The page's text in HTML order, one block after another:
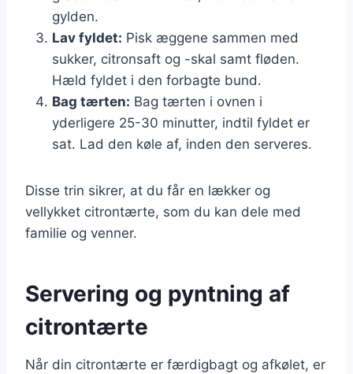
gylden.
Lav fyldet: Pisk æggene sammen med
sukker, citronsaft og -skal samt fløden.
Hæld fyldet i den forbagte bund.
Bag tærten: Bag tærten i ovnen i
yderligere 25-30 minutter, indtil fyldet er
sat. Lad den køle af, inden den serveres.
Disse trin sikrer, at du får en lækker og
vellykket citrontærte, som du kan dele med
familie og venner.
Servering og pyntning af
citrontærte
Når din citrontærte er færdigbagt og afkølet, er